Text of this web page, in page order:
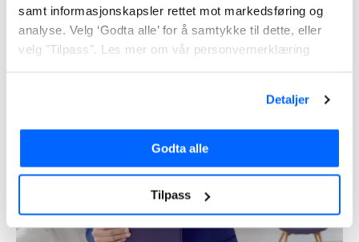
samt informasjonskapsler rettet mot markedsføring og
analyse. Velg ‘Godta alle’ for å samtykke til dette, eller
velg "Tilpass". Les mer om vår personvernerklæring
Detaljer
Godta alle
Tilpass